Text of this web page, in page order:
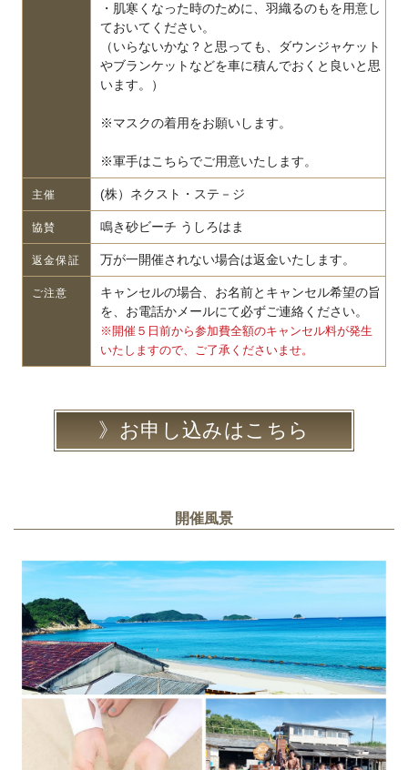
・肌寒くなった時のために、羽織るのもを用意し
ておいてください。
（いらないかな？と思っても、ダウンジャケット
やブランケットなどを車に積んでおくと良いと思
います。）
※マスクの着用をお願いします。
※軍手はこちらでご用意いたします。
主催 (株）ネクスト・ステ－ジ
協賛 鳴き砂ビーチ うしろはま
返金保証 万が一開催されない場合は返金いたします。
ご注意
キャンセルの場合、お名前とキャンセル希望の旨
を、お電話かメールにて必ずご連絡ください。
※開催５日前から参加費全額のキャンセル料が発生
いたしますので、ご了承くださいませ。
お申し込みはこちら
開催風景